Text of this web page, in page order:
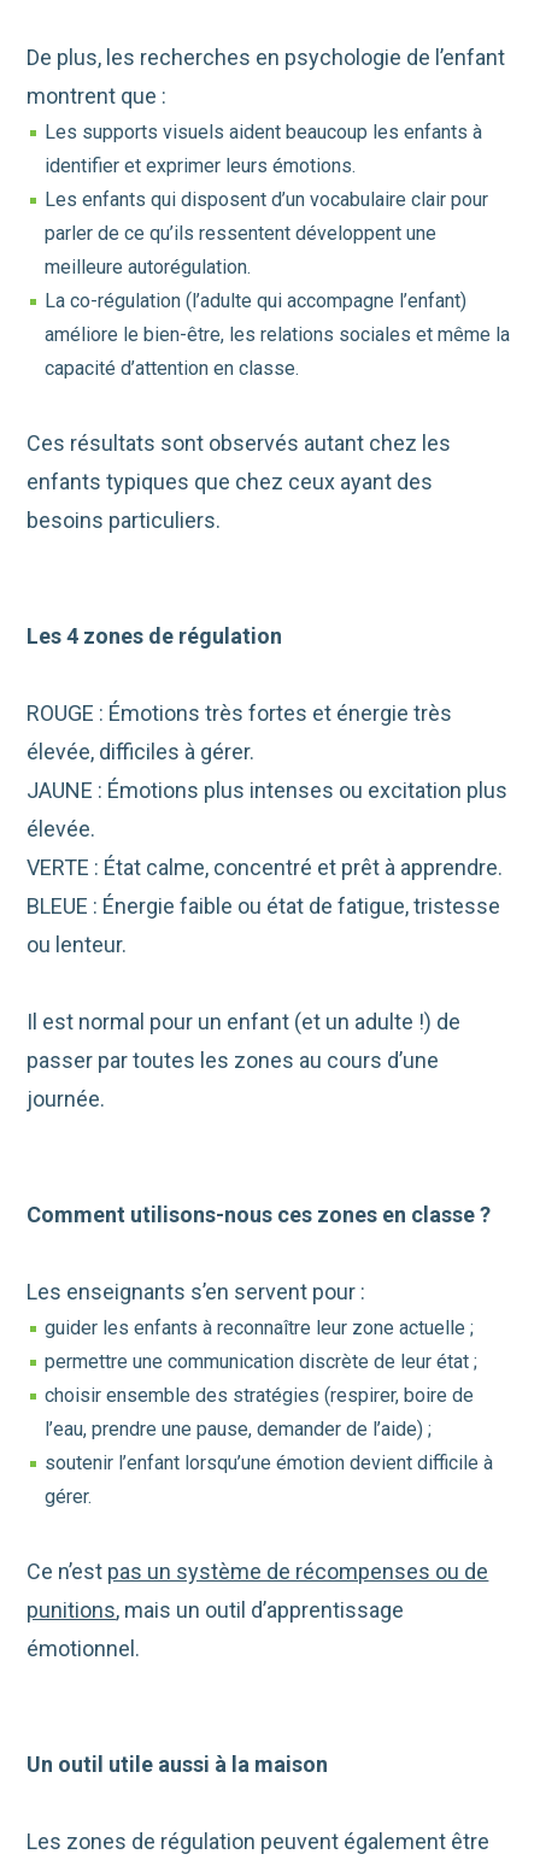
De plus, les recherches en psychologie de l’enfant
montrent que :
Les supports visuels aident beaucoup les enfants à
identifier et exprimer leurs émotions.
Les enfants qui disposent d’un vocabulaire clair pour
parler de ce qu’ils ressentent développent une
meilleure autorégulation.
La co-régulation (l’adulte qui accompagne l’enfant)
améliore le bien-être, les relations sociales et même la
capacité d’attention en classe.
Ces résultats sont observés autant chez les
enfants typiques que chez ceux ayant des
besoins particuliers.
Les 4 zones de régulation
ROUGE : Émotions très fortes et énergie très
élevée, difficiles à gérer.
JAUNE : Émotions plus intenses ou excitation plus
élevée.
VERTE : État calme, concentré et prêt à apprendre.
BLEUE : Énergie faible ou état de fatigue, tristesse
ou lenteur.
Il est normal pour un enfant (et un adulte !) de
passer par toutes les zones au cours d’une
journée.
Comment utilisons-nous ces zones en classe ?
Les enseignants s’en servent pour :
guider les enfants à reconnaître leur zone actuelle ;
permettre une communication discrète de leur état ;
choisir ensemble des stratégies (respirer, boire de
l’eau, prendre une pause, demander de l’aide) ;
soutenir l’enfant lorsqu’une émotion devient difficile à
gérer.
Ce n’est pas un système de récompenses ou de
punitions, mais un outil d’apprentissage
émotionnel.
Un outil utile aussi à la maison
Les zones de régulation peuvent également être